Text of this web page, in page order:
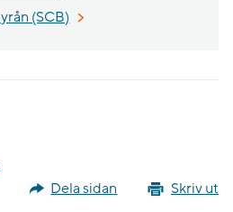
(SCB) Länk till annan
Skriv ut
Dela sidan